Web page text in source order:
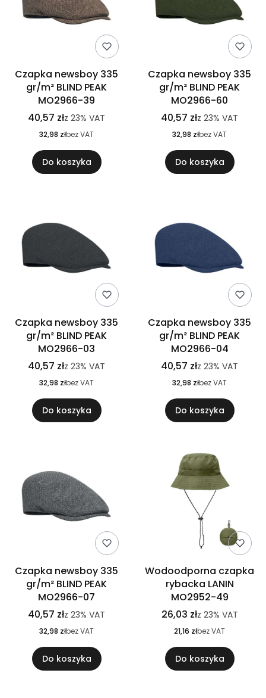
Czapka newsboy 335
gr/m² BLIND PEAK
MO2966-39
40,57 złz 23% VAT
32,98 złbez VAT
Do koszyka
Czapka newsboy 335
gr/m² BLIND PEAK
MO2966-60
40,57 złz 23% VAT
32,98 złbez VAT
Do koszyka
Czapka newsboy 335
gr/m² BLIND PEAK
MO2966-03
40,57 złz 23% VAT
32,98 złbez VAT
Do koszyka
Czapka newsboy 335
gr/m² BLIND PEAK
MO2966-04
40,57 złz 23% VAT
32,98 złbez VAT
Do koszyka
Czapka newsboy 335
gr/m² BLIND PEAK
MO2966-07
40,57 złz 23% VAT
32,98 złbez VAT
Do koszyka
Wodoodporna czapka
rybacka LANIN
MO2952-49
26,03 złz 23% VAT
21,16 złbez VAT
Do koszyka